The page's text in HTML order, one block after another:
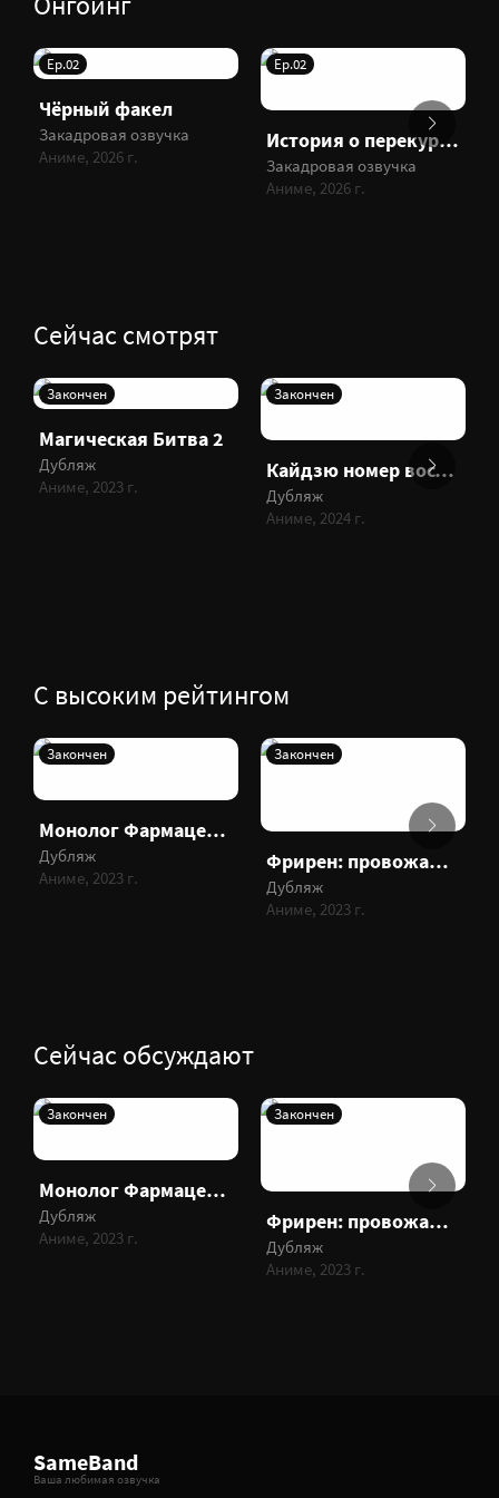
Ep.02
Чёрный факел
Закадровая озвучка
Аниме, 2026 г.
Ep.02
История о перекуре за супермаркетом
Закадровая озвучка
Аниме, 2026 г.
Сейчас смотрят
Закончен
Магическая Битва 2
Дубляж
Аниме, 2023 г.
Закончен
Кайдзю номер восемь
Дубляж
Аниме, 2024 г.
С высоким рейтингом
Закончен
Монолог Фармацевта
Дубляж
Аниме, 2023 г.
Закончен
Фрирен: провожающая в последний путь
Дубляж
Аниме, 2023 г.
Сейчас обсуждают
Закончен
Монолог Фармацевта
Дубляж
Аниме, 2023 г.
Закончен
Фрирен: провожающая в последний путь
Дубляж
Аниме, 2023 г.
SameBand
Ваша любимая озвучка